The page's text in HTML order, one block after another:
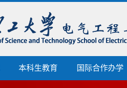
本科生教育 国际合作办学